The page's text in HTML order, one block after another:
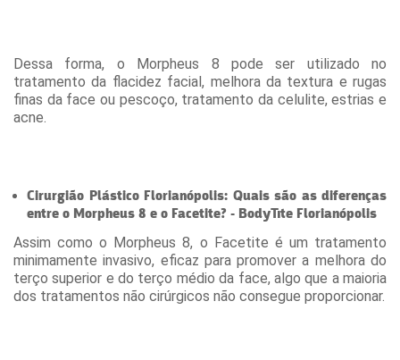
Dessa forma, o Morpheus 8 pode ser utilizado no
tratamento da flacidez facial, melhora da textura e rugas
finas da face ou pescoço, tratamento da celulite, estrias e
acne.
Cirurgião Plástico Florianópolis: Quais são as diferenças
entre o Morpheus 8 e o Facetite? - BodyTite Florianópolis
Assim como o Morpheus 8, o Facetite é um tratamento
minimamente invasivo, eficaz para promover a melhora do
terço superior e do terço médio da face, algo que a maioria
dos tratamentos não cirúrgicos não consegue proporcionar.